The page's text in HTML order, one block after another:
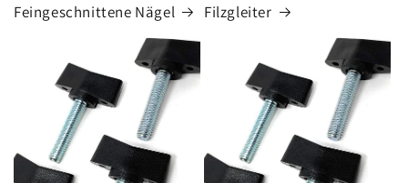
Feingeschnittene Nägel Filzgleiter